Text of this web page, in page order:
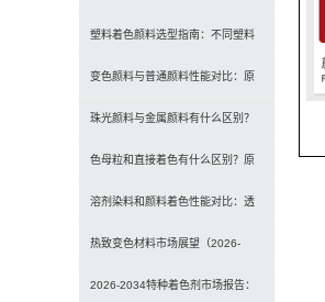
选型、研磨工艺及常见问题解决
塑料着色颜料选型指南：不同塑料
材料如何选择合适颜料？
变色颜料与普通颜料性能对比：原
理、特点及应用差异解析
珠光颜料与金属颜料有什么区别？
原理、效果与应用对比
色母粒和直接着色有什么区别？原
理、性能与应用全面对比
溶剂染料和颜料着色性能对比：透
明性、耐候性与应用选择全解析
热致变色材料市场展望（2026-
2034）：2034年将达336亿美元，
2026-2034特种着色剂市场报告：